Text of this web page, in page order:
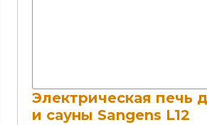
Электрическая печь
и сауны Sangens L12